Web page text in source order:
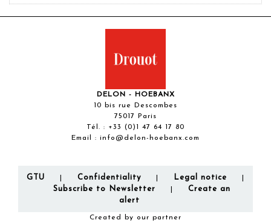
DELON - HOEBANX
10 bis rue Descombes
75017 Paris
Tél. : +33 (0)1 47 64 17 80
Email : info@delon-hoebanx.com
GTU Confidentiality Legal notice
Subscribe to Newsletter
Create an
alert
Created by our partner